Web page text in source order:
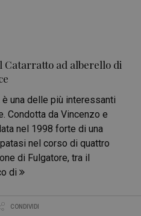
Catarratto ad alberello di
una delle più interessanti
Condotta da Vincenzo e
nel 1998 forte di una
nel corso di quattro
di Fulgatore, tra il
di
CONDIVIDI